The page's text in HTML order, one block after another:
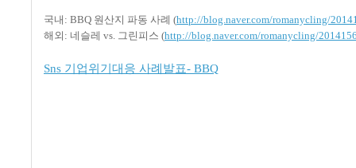
국내: BBQ 원산지 파동 사례 (http://blog.naver.com/romanycling/
해외: 네슬레 vs. 그린피스 (http://blog.naver.com/romanycling/
Sns 기업위기대응 사례발표- BBQ